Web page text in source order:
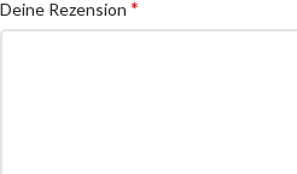
Deine Rezension *